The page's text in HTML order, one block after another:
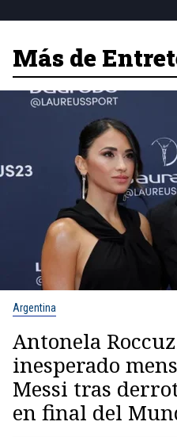
Más de
Argentina
Antonela
inesperado
Messi tras
en final del